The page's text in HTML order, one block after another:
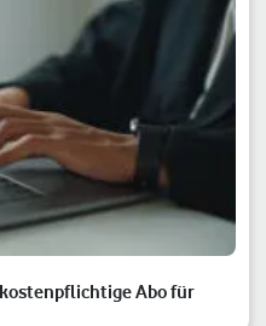
Abo für